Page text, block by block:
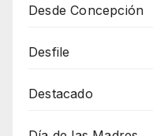
Desde Concepción
Desfile
Destacado